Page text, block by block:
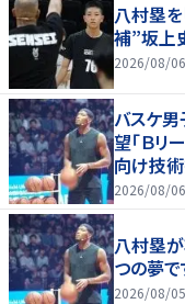
八村塁
補”坂上
2026/08/
バスケ
望「Ｂリ
向け技
2026/08/
八村塁
つの夢で
2026/08/